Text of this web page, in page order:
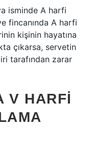
isminde A harfi
fincanında A harfi
kişinin hayatına
çıkarsa, servetin
tarafından zarar
V HARFI